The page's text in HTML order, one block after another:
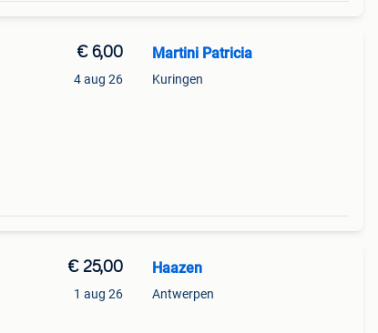
€ 6,00
4 aug 26
Martini Patricia
Kuringen
€ 25,00
1 aug 26
Haazen
Antwerpen